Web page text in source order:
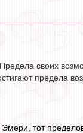
своих
предела
тот